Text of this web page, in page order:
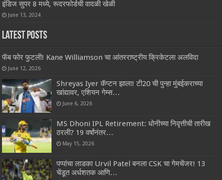
इंडिज सुपर 8 मध्ये, रूदरफोर्डची वादळी खेळी
June 13, 2024
Latest Posts
फॅब फोर फुटली! Kane Williamson चा आंतरराष्ट्रीय क्रिकेटला अलविदा
June 12, 2026
Shreyas Iyer कॅप्टन झाला! टी20 ची पुन्हा मुंबईकराच्या
खांद्यावर, एशियन गेम्स…
June 6, 2026
MS Dhoni IPL Retirement: धोनीच्या निवृत्तीची तारीख
ठरली? 19 वर्षांनंतर…
May 15, 2026
पप्पांचा लाडका Urvil Patel बनला CSK चा गेमचेंजर! 13
चेंडूत अर्धशतक आणि…